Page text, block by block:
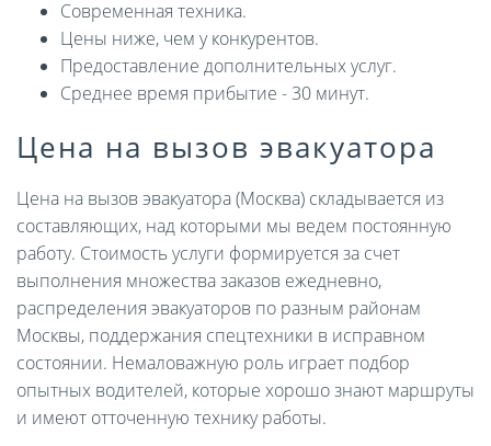
Современная техника.
Цены ниже, чем у конкурентов.
Предоставление дополнительных услуг.
Среднее время прибытие - 30 минут.
Цена на вызов эвакуатора
Цена на вызов эвакуатора (Москва) складывается из
составляющих, над которыми мы ведем постоянную
работу. Стоимость услуги формируется за счет
выполнения множества заказов ежедневно,
распределения эвакуаторов по разным районам
Москвы, поддержания спецтехники в исправном
состоянии. Немаловажную роль играет подбор
опытных водителей, которые хорошо знают маршруты
и имеют отточенную технику работы.